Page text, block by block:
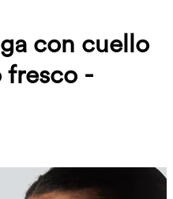
con cuello
fresco -